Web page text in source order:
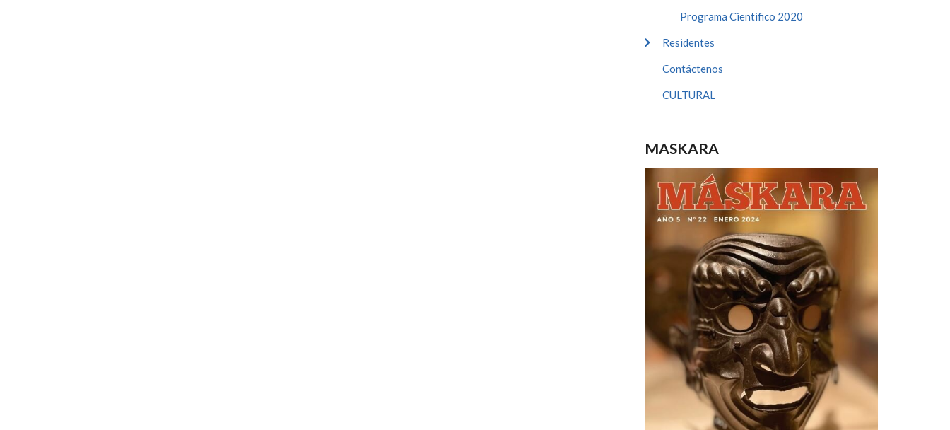
Programa Cientifico 2020
Residentes
Contáctenos
CULTURAL
MASKARA